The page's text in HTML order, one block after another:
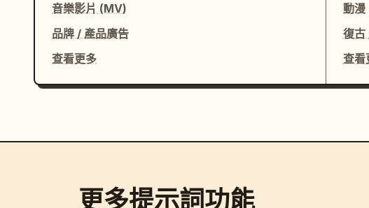
音樂影片 (MV)
品牌 / 產品廣告
查看更多
動漫
復古
查看
更多提示詞功能